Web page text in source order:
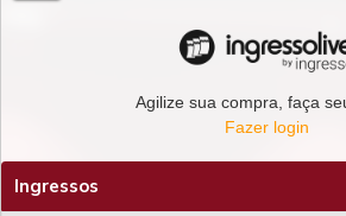
Agilize sua compra, faça
Fazer login
Ingressos